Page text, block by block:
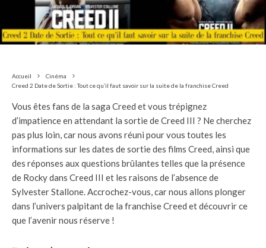
Accueil
Cinéma
Creed 2 Date de Sortie : Tout ce qu’il faut savoir sur la suite de la franchise Creed
Vous êtes fans de la saga Creed et vous trépignez
d’impatience en attendant la sortie de Creed III ? Ne cherchez
pas plus loin, car nous avons réuni pour vous toutes les
informations sur les dates de sortie des films Creed, ainsi que
des réponses aux questions brûlantes telles que la présence
de Rocky dans Creed III et les raisons de l’absence de
Sylvester Stallone. Accrochez-vous, car nous allons plonger
dans l’univers palpitant de la franchise Creed et découvrir ce
que l’avenir nous réserve !